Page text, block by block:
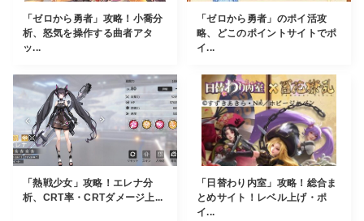
「ゼロから勇者」攻略！小喬分
析、怒気を操作する曲者アタ
ッ...
「ゼロから勇者」のポイ活攻
略、どこのポイントサイトでポ
イ...
「熱戦少女」攻略！エレナ分
析、CRT率・CRTダメージ上...
「日替わり内室」攻略！総合ま
とめサイト！レベル上げ・ポ
イ...